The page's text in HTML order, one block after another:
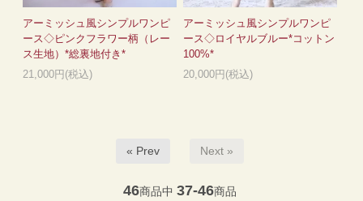
アーミッシュ風シンプルワンピ
ース◇ピンクフラワー柄（レー
ス生地）*総裏地付き*
21,000円(税込)
アーミッシュ風シンプルワンピ
ース◇ロイヤルブルー*コットン
100%*
20,000円(税込)
« Prev Next »
46商品中 37-46商品